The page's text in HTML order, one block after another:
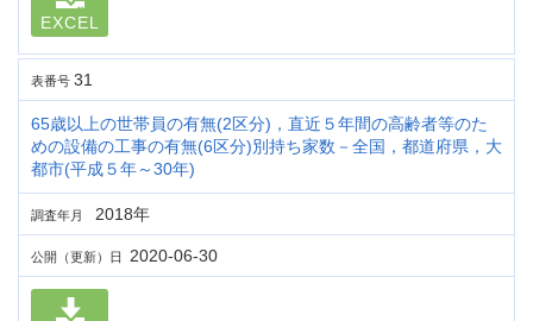
EXCEL
表番号 31
65歳以上の世帯員の有無(2区分)，直近５年間の高齢者等のた
めの設備の工事の有無(6区分)別持ち家数－全国，都道府県，大
都市(平成５年～30年)
調査年月 2018年
公開（更新）日 2020-06-30